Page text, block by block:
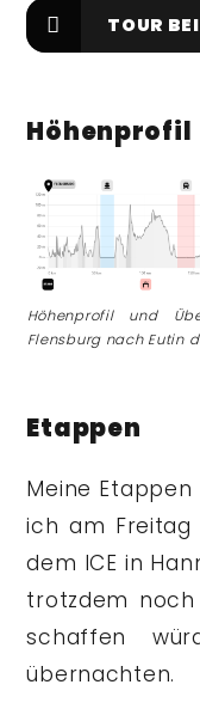
TOUR
Höhenprofil
Höhenprofil und
Flensburg nach Eutin
Etappen
Meine
ich am
dem ICE in
trotzdem
schaffen
übernachten.